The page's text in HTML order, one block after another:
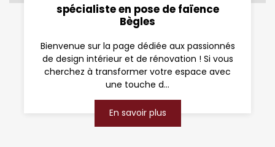
spécialiste en pose de faïence
Bègles
Bienvenue sur la page dédiée aux passionnés
de design intérieur et de rénovation ! Si vous
cherchez à transformer votre espace avec
une touche d...
En savoir plus